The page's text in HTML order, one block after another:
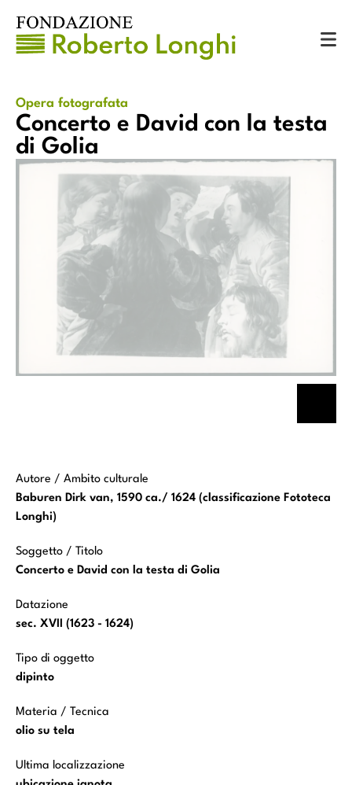
Concerto e David con la testa di Golia
Concerto e David con la testa
di Golia
Opera fotografata
Autore / Ambito culturale
Baburen Dirk van, 1590 ca./ 1624 (classificazione Fototeca
Longhi)
Soggetto / Titolo
Concerto e David con la testa di Golia
Datazione
sec. XVII (1623 - 1624)
Tipo di oggetto
dipinto
Materia / Tecnica
olio su tela
Ultima localizzazione